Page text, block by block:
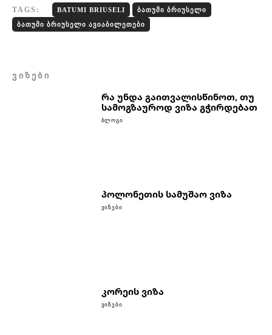
TAGS: BATUMI BRIUSELI
ᲑᲐᲗᲣᲛᲘ ᲑᲠᲘᲣᲡᲔᲚᲘ
ᲑᲐᲗᲣᲛᲘ ᲑᲠᲘᲣᲡᲔᲚᲘ ᲐᲕᲘᲐᲑᲘᲚᲔᲗᲔᲑᲘ
ᲕᲘᲖᲔᲑᲘ
რა უნდა გაითვალისწინოთ, თუ
სამოგზაუროდ ვიზა გჭირდებათ
ᲑᲚᲝᲒᲘ
პოლონეთის სამუშაო ვიზა
ᲕᲘᲖᲔᲑᲘ
კორეის ვიზა
ᲕᲘᲖᲔᲑᲘ